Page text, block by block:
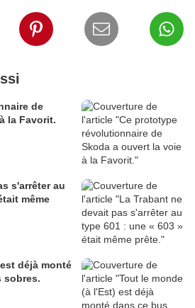
de
la Favorit.
s'arrêter au
même
déjà monté
sobres.